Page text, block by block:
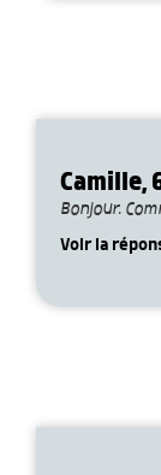
Camille,
Bonjour.
Voir la